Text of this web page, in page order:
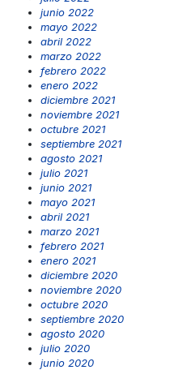
junio 2022
mayo 2022
abril 2022
marzo 2022
febrero 2022
enero 2022
diciembre 2021
noviembre 2021
octubre 2021
septiembre 2021
agosto 2021
julio 2021
junio 2021
mayo 2021
abril 2021
marzo 2021
febrero 2021
enero 2021
diciembre 2020
noviembre 2020
octubre 2020
septiembre 2020
agosto 2020
julio 2020
junio 2020